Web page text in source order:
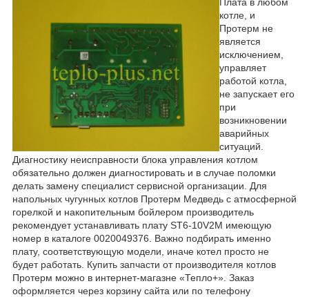
котле, и
Протерм не
является
исключением,
управляет
работой котла,
не запускает его
при
возникновении
аварийных
ситуаций.
Диагностику неисправности блока управления котлом
обязательно должен диагностировать и в случае поломки
делать замену специалист сервисной организации. Для
напольных чугунных котлов Протерм Медведь с атмосферной
горелкой и накопительным бойлером производитель
рекомендует устанавливать плату ST6-10V2M имеющую
номер в каталоге 0020049376. Важно подбирать именно
плату, соответствующую модели, иначе котел просто не
будет работать. Купить запчасти от производителя котлов
Протерм можно в интернет-магазне «Тепло+». Заказ
оформляется через корзину сайта или по телефону